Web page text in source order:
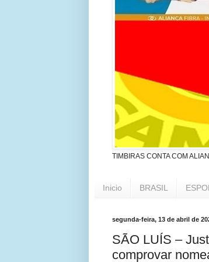
TIMBIRAS CONTA COM
Inicio BRASIL
segunda-feira, 13 de abril de
SÃO LUÍS –
comprovar